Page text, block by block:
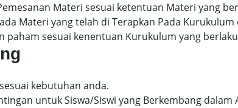
Materi sesuai ketentuan Materi yang
Materi yang telah di Terapkan Pada Kurukulum
paham sesuai kenentuan Kurukulum yang
kebutuhan anda.
untuk Siswa/Siswi yang Berkembang dalam